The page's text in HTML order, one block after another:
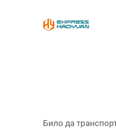
Било да